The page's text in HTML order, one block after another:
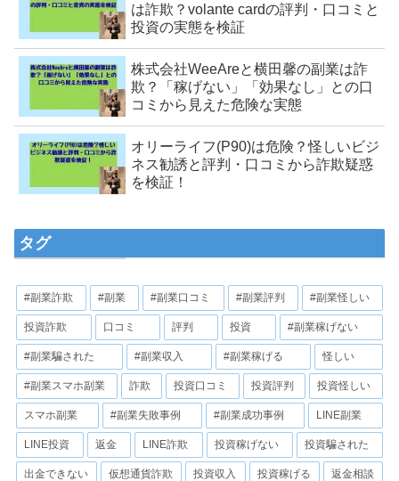
は詐欺？volante cardの評判・口コミと
投資の実態を検証
株式会社WeeAreと横田馨の副業は詐
欺？「稼げない」「効果なし」との口
コミから見えた危険な実態
オリーライフ(P90)は危険？怪しいビジ
ネス勧誘と評判・口コミから詐欺疑惑
を検証！
タグ
#副業詐欺 #副業 #副業口コミ #副業評判 #副業怪しい
投資詐欺 口コミ 評判 投資 #副業稼げない
#副業騙された #副業収入 #副業稼げる 怪しい
#副業スマホ副業 詐欺 投資口コミ 投資評判 投資怪しい
スマホ副業 #副業失敗事例 #副業成功事例 LINE副業
LINE投資 返金 LINE詐欺 投資稼げない 投資騙された
出金できない 仮想通貨詐欺 投資収入 投資稼げる 返金相談